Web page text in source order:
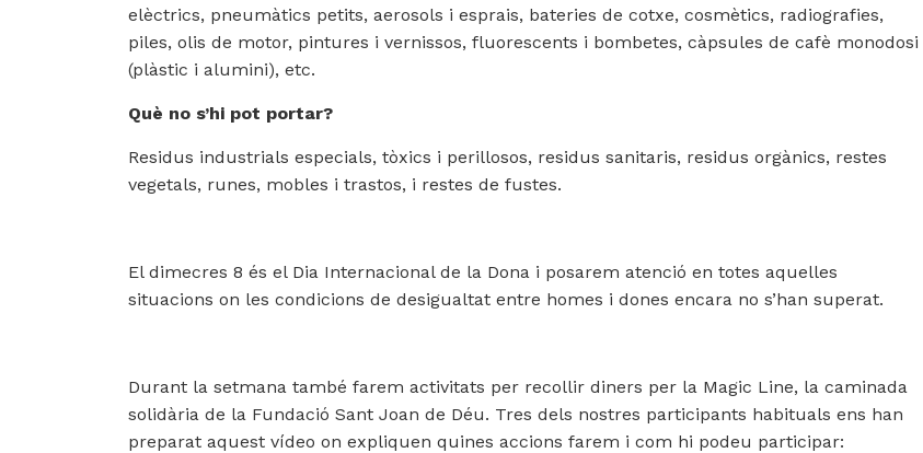
elèctrics, pneumàtics petits, aerosols i esprais, bateries de cotxe, cosmètics, radiografies,
piles, olis de motor, pintures i vernissos, fluorescents i bombetes, càpsules de cafè monodosi
(plàstic i alumini), etc.
Què no s’hi pot portar?
Residus industrials especials, tòxics i perillosos, residus sanitaris, residus orgànics, restes
vegetals, runes, mobles i trastos, i restes de fustes.
El dimecres 8 és el Dia Internacional de la Dona i posarem atenció en totes aquelles
situacions on les condicions de desigualtat entre homes i dones encara no s’han superat.
Durant la setmana també farem activitats per recollir diners per la Magic Line, la caminada
solidària de la Fundació Sant Joan de Déu. Tres dels nostres participants habituals ens han
preparat aquest vídeo on expliquen quines accions farem i com hi podeu participar: